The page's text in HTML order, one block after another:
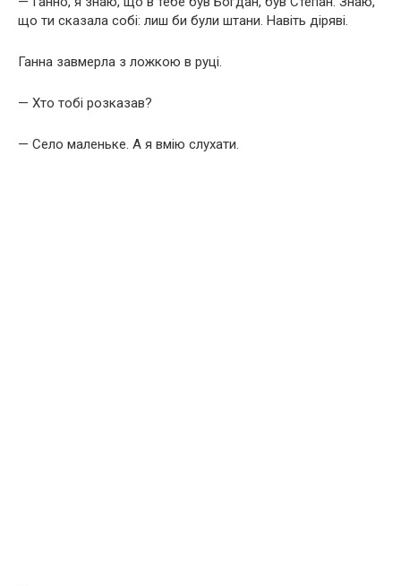
що ти сказала собі: лиш би були штани. Навіть діряві.
Ганна завмерла з ложкою в руці.
— Хто тобі розказав?
— Село маленьке. А я вмію слухати.